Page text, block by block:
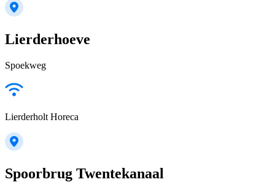
Lierderhoeve
Spoekweg
Lierderholt Horeca
Spoorbrug Twentekanaal